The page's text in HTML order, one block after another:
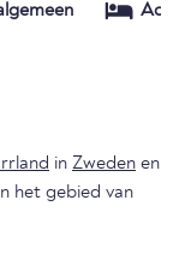
in Zweden en
het gebied van